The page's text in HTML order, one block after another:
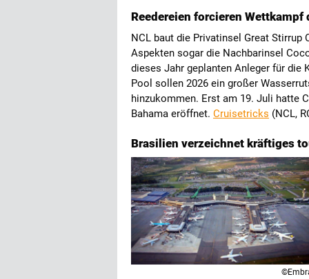
Reedereien forcieren Wettkampf
NCL baut die Privatinsel Great
Aspekten sogar die Nachbarinsel
dieses Jahr geplanten Anleger für die
Pool sollen 2026 ein großer
hinzukommen. Erst am 19. Juli hatte
Bahama eröffnet. Cruisetricks (NCL,
Brasilien verzeichnet kräftiges